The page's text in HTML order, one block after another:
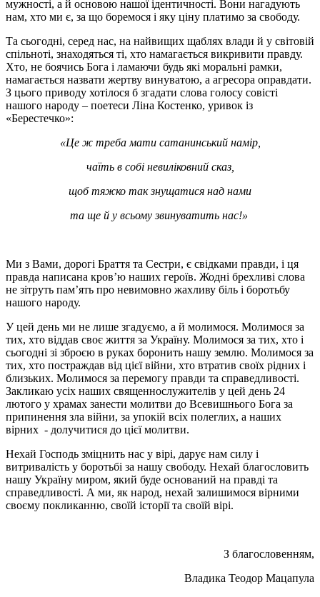
мужності, а й основою нашої ідентичності. Вони нагадують
нам, хто ми є, за що боремося і яку ціну платимо за свободу.
Та сьогодні, серед нас, на найвищих щаблях влади й у світовій
спільноті, знаходяться ті, хто намагається викривити правду.
Хто, не боячись Бога і ламаючи будь які моральні рамки,
намагається назвати жертву винуватою, а агресора оправдати.
З цього приводу хотілося б згадати слова голосу совісті
нашого народу – поетеси Ліна Костенко, уривок із
«Берестечко»:
«Це ж треба мати сатанинський намір,
чаїть в собі невиліковний сказ,
щоб тяжко так знущатися над нами
та ще й у всьому звинуватить нас!»
Ми з Вами, дорогі Браття та Сестри, є свідками правди, і ця
правда написана кров’ю наших героїв. Жодні брехливі слова
не зітруть пам’ять про невимовно жахливу біль і боротьбу
нашого народу.
У цей день ми не лише згадуємо, а й молимося. Молимося за
тих, хто віддав своє життя за Україну. Молимося за тих, хто і
сьогодні зі зброєю в руках боронить нашу землю. Молимося за
тих, хто постраждав від цієї війни, хто втратив своїх рідних і
близьких. Молимося за перемогу правди та справедливості.
Закликаю усіх наших священнослужителів у цей день 24
лютого у храмах занести молитви до Всевишнього Бога за
припинення зла війни, за упокій всіх полеглих, а наших
вірних - долучитися до цієї молитви.
Нехай Господь зміцнить нас у вірі, дарує нам силу і
витривалість у боротьбі за нашу свободу. Нехай благословить
нашу Україну миром, який буде оснований на правді та
справедливості. А ми, як народ, нехай залишимося вірними
своєму покликанню, своїй історії та своїй вірі.
З благословенням,
Владика Теодор Мацапула